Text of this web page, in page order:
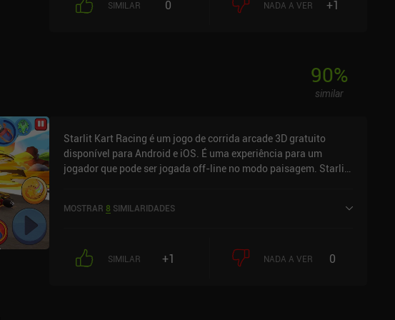
SIMILAR 0 NADA A VER +1
90%
similar
Starlit Kart Racing é um jogo de corrida arcade 3D gratuito
disponível para Android e iOS. É uma experiência para um
jogador que pode ser jogada off-line no modo paisagem. Starlit
iOS App Store.
MOSTRAR 8 SIMILARIDADES
SIMILAR +1 NADA A VER 0